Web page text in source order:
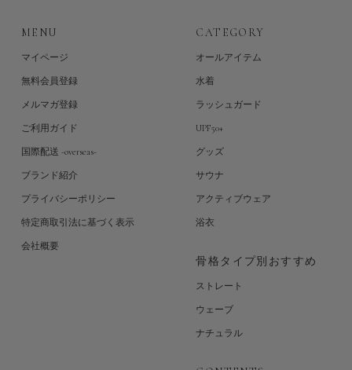
MENU
マイページ
無料会員登録
メルマガ登録
ご利用ガイド
国際配送 -overseas-
ブランド紹介
プライバシーポリシー
特定商取引法に基づく表示
会社概要
CATEGORY
オールアイテム
水着
ラッシュガード
UPF50+
グッズ
サウナ
アクティブウェア
浴衣
骨格タイプ別おすすめ
ストレート
ウェーブ
ナチュラル